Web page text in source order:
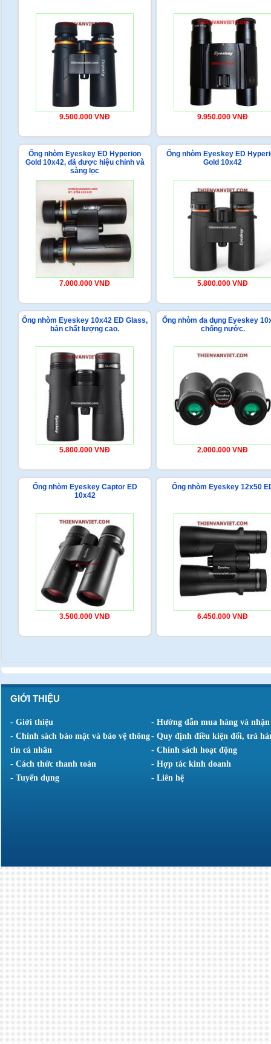
9.500.000 VNĐ 9.950.000 VNĐ
Ống nhòm Eyeskey ED Hyperion
Gold 10x42, đã được hiệu chỉnh và
sàng lọc
7.000.000 VNĐ
Ống nhòm Eyeskey ED
Gold 10x42
5.800.000 VNĐ
Ống nhòm Eyeskey 10x42 ED Glass,
bản chất lượng cao.
5.800.000 VNĐ
Ống nhòm đa dụng Eyeskey
chống nước.
2.000.000 VNĐ
Ống nhòm Eyeskey Captor ED
10x42
3.500.000 VNĐ
Ống nhòm Eyeskey 12x50
6.450.000 VNĐ
GIỚI THIỆU
- Giới thiệu
- Hướng dẫn mua hàng và
- Chính sách bảo mật và bảo vệ thông
tin cá nhân
- Quy định điều kiện đổi, trả
- Chính sách hoạt động
- Cách thức thanh toán
- Hợp tác kinh doanh
- Tuyển dụng
- Liên hệ